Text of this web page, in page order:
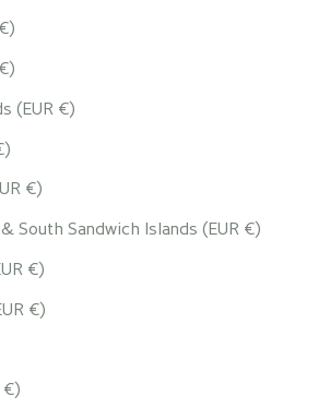
(EUR €)
€)
South Sandwich Islands (EUR €)
€)
€)
€)